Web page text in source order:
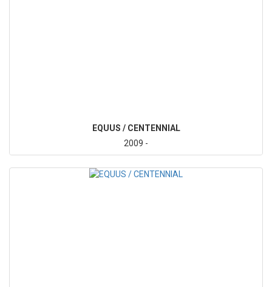
EQUUS / CENTENNIAL
2009 -